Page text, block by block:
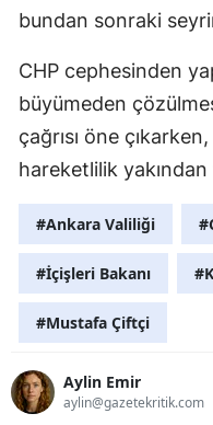
bundan sonraki
CHP cephesinden
büyümeden
çağrısı öne
hareketlilik
#Ankara Valiliği
#İçişleri Bakanı
#Mustafa Çiftçi
Aylin Emir
aylin@gazetekritik.com